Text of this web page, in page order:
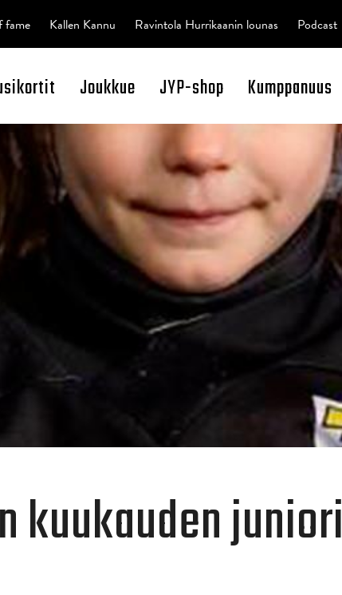
Joukkue JYP-shop Kumppanuus
fame Kallen Kannu Ravintola Hurrikaanin lounas Podcast
kuukauden juniori